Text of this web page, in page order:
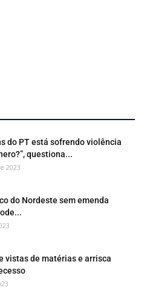
do PT está sofrendo violência
questiona...
2023
do Nordeste sem emenda
vistas de matérias e arrisca